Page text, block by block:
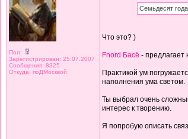
Пол:
Зарегистрирован: 25.07.2007
Сообщения: 8325
Откуда: поДМосквой
Семьдесят
Что это? )
Fnord Басё - предлагает
Практикой ум
наполнения ума светом.
Ты выбрал очень
интерес к творению.
Я попробую описать